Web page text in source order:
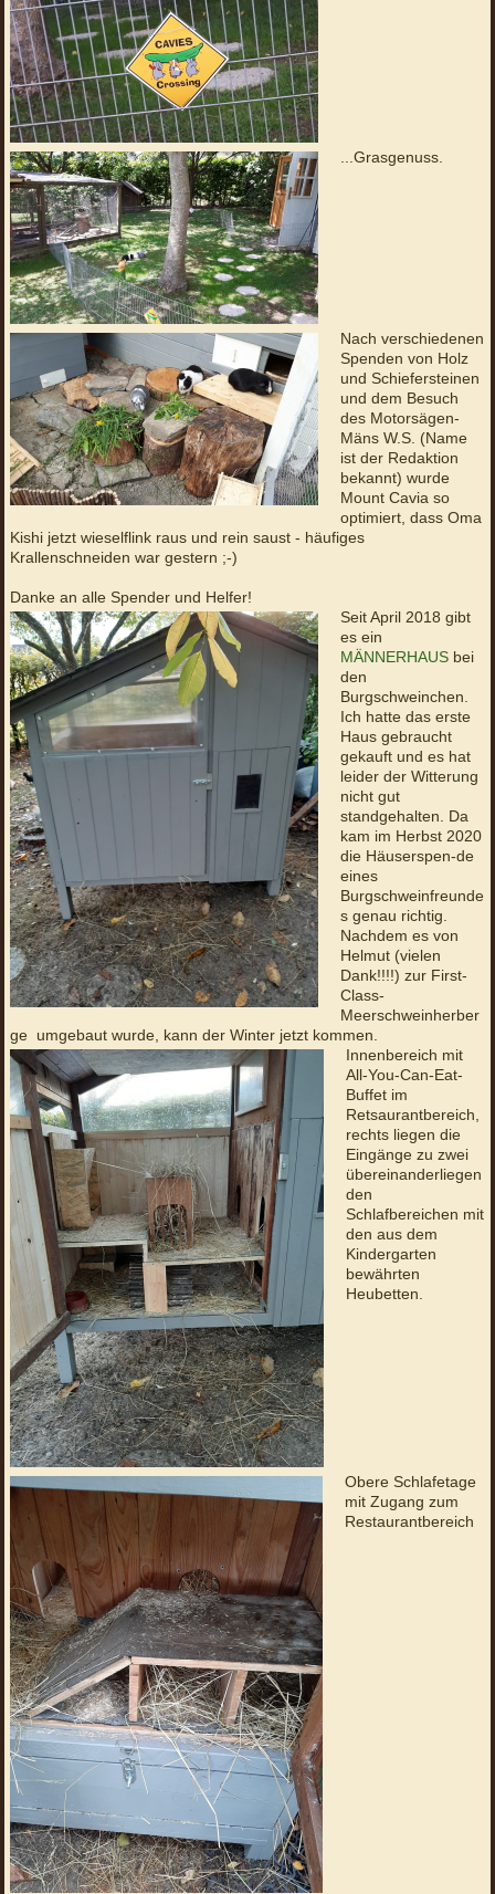
...Grasgenuss.
Nach verschiedenen
Spenden von Holz
und Schiefersteinen
und dem Besuch
des Motorsägen-
Mäns W.S. (Name
ist der Redaktion
bekannt) wurde
Mount Cavia so
optimiert, dass Oma
Kishi jetzt wieselflink raus und rein saust - häufiges
Krallenschneiden war gestern ;-)
Danke an alle Spender und Helfer!
Seit April 2018 gibt
es ein
MÄNNERHAUSbei
den
Burgschweinchen.
Ich hatte das erste
Haus gebraucht
gekauft und es hat
leider der Witterung
nicht gut
standgehalten. Da
kam im Herbst 2020
die Häuserspen-de
eines
Burgschweinfreunde
s genau richtig.
Nachdem es von
Helmut (vielen
Dank!!!!) zur First-
Class-
Meerschweinherber
ge umgebaut wurde, kann der Winter jetzt kommen.
Innenbereich mit
All-You-Can-Eat-
Buffet im
Retsaurantbereich,
rechts liegen die
Eingänge zu zwei
übereinanderliegen
den
Schlafbereichen mit
den aus dem
Kindergarten
bewährten
Heubetten.
Obere Schlafetage
mit Zugang zum
Restaurantbereich